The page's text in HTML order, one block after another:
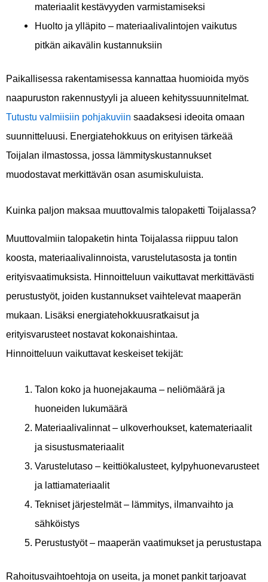
materiaalit kestävyyden varmistamiseksi
Huolto ja ylläpito – materiaalivalintojen vaikutus
pitkän aikavälin kustannuksiin
Paikallisessa rakentamisessa kannattaa huomioida myös
naapuruston rakennustyyli ja alueen kehityssuunnitelmat.
Tutustu valmiisiin pohjakuviin saadaksesi ideoita omaan
suunnitteluusi. Energiatehokkuus on erityisen tärkeää
Toijalan ilmastossa, jossa lämmityskustannukset
muodostavat merkittävän osan asumiskuluista.
Kuinka paljon maksaa muuttovalmis talopaketti Toijalassa?
Muuttovalmiin talopaketin hinta Toijalassa riippuu talon
koosta, materiaalivalinnoista, varustelutasosta ja tontin
erityisvaatimuksista. Hinnoitteluun vaikuttavat merkittävästi
perustustyöt, joiden kustannukset vaihtelevat maaperän
mukaan. Lisäksi energiatehokkuusratkaisut ja
erityisvarusteet nostavat kokonaishintaa.
Hinnoitteluun vaikuttavat keskeiset tekijät:
Talon koko ja huonejakauma – neliömäärä ja
huoneiden lukumäärä
Materiaalivalinnat – ulkoverhoukset, katemateriaalit
ja sisustusmateriaalit
Varustelutaso – keittiökalusteet, kylpyhuonevarusteet
ja lattiamateriaalit
Tekniset järjestelmät – lämmitys, ilmanvaihto ja
sähköistys
Perustustyöt – maaperän vaatimukset ja perustustapa
Rahoitusvaihtoehtoja on useita, ja monet pankit tarjoavat